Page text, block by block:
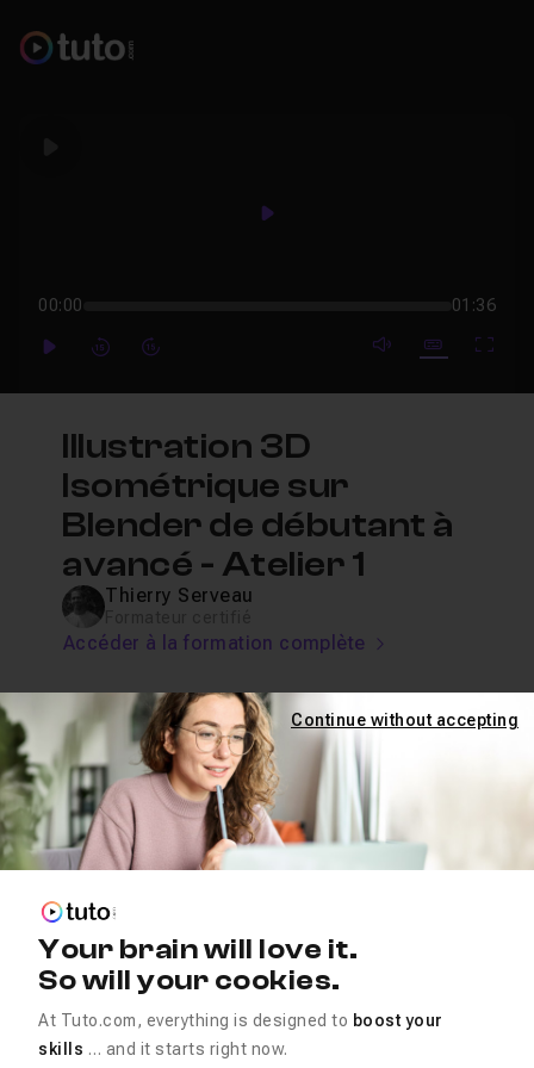
Play
00:00 01:36
PlayForwardForward mute video
Subtitles
Illustration 3D
Isométrique sur
Blender de débutant à
avancé - Atelier 1
Thierry Serveau
Accéder à la formation complète